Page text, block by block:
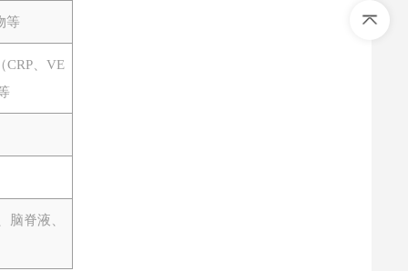
等
CRP、VE
脑脊液、